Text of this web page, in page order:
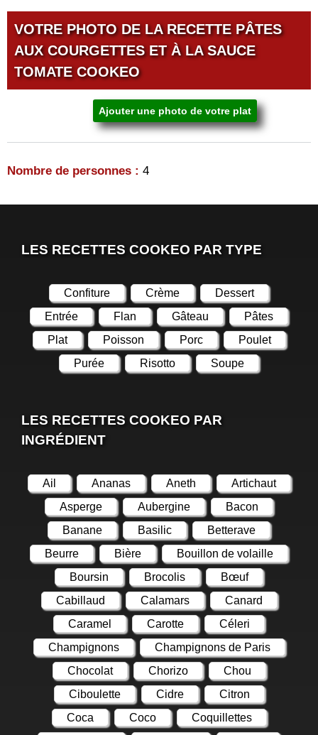
VOTRE PHOTO DE LA RECETTE PÂTES
AUX COURGETTES ET À LA SAUCE
TOMATE COOKEO
Ajouter une photo de votre plat
Nombre de personnes : 4
LES RECETTES COOKEO PAR TYPE
Confiture Crème
Dessert
Entrée
Flan Gâteau
Pâtes
Plat
Poisson Porc
Poulet
Purée
Risotto Soupe
LES RECETTES COOKEO PAR
INGRÉDIENT
Ail Ananas Aneth
Artichaut
Asperge
Aubergine
Bacon
Banane
Basilic
Betterave
Beurre
Bière
Bouillon de volaille
Boursin
Brocolis
Bœuf
Cabillaud
Calamars
Canard
Caramel
Carotte
Céleri
Champignons
Champignons de Paris
Chocolat
Chorizo
Chou
Ciboulette
Cidre
Citron
Coca
Coco
Coquillettes